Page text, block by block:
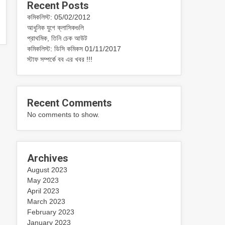
Recent Posts
কমিকলিস্ট: 05/02/2012
আধুনিক যুগে ক্লাসিকগুলি
প্রাথমিক, তিনি চেক আউট
কমিকলিস্ট: ডিসি কমিকস 01/11/2017
স্টাফ সম্পর্কে বব এর খবর !!!
Recent Comments
No comments to show.
Archives
August 2023
May 2023
April 2023
March 2023
February 2023
January 2023